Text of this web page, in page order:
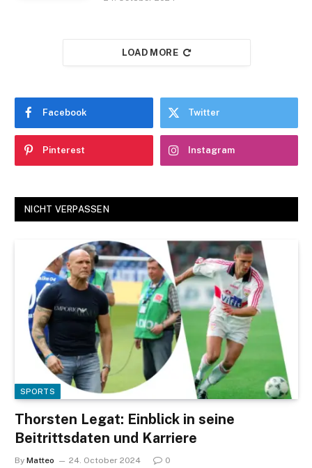
LOAD MORE
Facebook Twitter
Pinterest Instagram
NICHT VERPASSEN
SPORTS
Thorsten Legat: Einblick in seine
Beitrittsdaten und Karriere
By Matteo 24. October 2024 0